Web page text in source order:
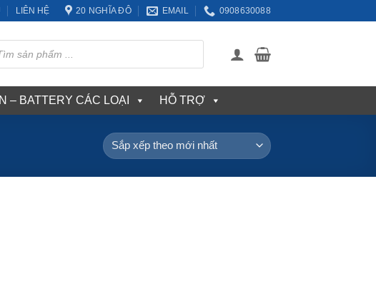
LIÊN HỆ 20 NGHĨA ĐÔ EMAIL 0908630088
– BATTERY CÁC LOẠI HỖ TRỢ